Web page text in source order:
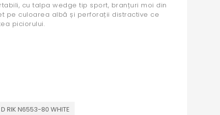
cu talpa wedge tip sport, branțuri moi din
pe culoarea albă și perforații distractive ce
piciorului.
D RIK N6553-80 WHITE